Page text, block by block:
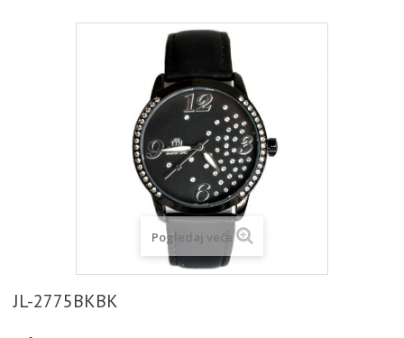
Pogledaj veće
JL-2775BKBK